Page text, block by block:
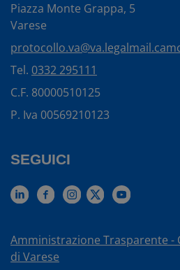
Piazza Monte Grappa, 5
Varese
Tel. 0332 295111
C.F. 80000510125
P. Iva 00569210123
SEGUICI
Amministrazione Trasparente -
di Varese